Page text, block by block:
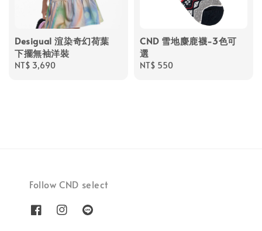
Desigual 渲染奇幻荷葉
下擺無袖洋裝
Regular
NT$ 3,690
CND 雪地麋鹿襪-3色可
選
Regular
NT$ 550
Follow CND select